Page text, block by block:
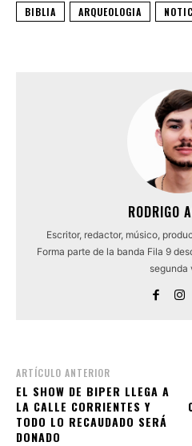
BIBLIA ARQUEOLOGIA
RODRIGO
Escritor, redactor, músico,
Forma parte de la banda Fila 9
segunda
ARTÍCULO ANTERIOR
EL SHOW DE BIPER LLEGA A
LA CALLE CORRIENTES Y
TODO LO RECAUDADO SERÁ
DONADO